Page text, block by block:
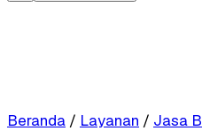
Beranda / Layanan / Jasa